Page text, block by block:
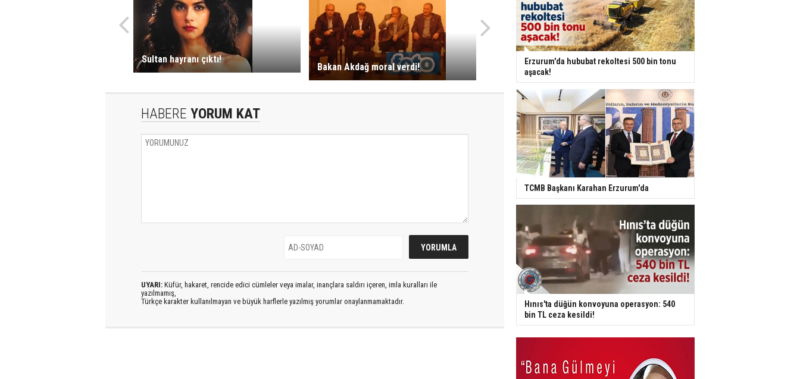
Sultan hayranı çıktı!
Bakan Akdağ moral verdi!
HABERE YORUM KAT
UYARI: Küfür, hakaret, rencide edici cümleler veya imalar, inançlara saldırı içeren, imla kuralları ile
yazılmamış,
Türkçe karakter kullanılmayan ve büyük harflerle yazılmış yorumlar onaylanmamaktadır.
Erzurum'da hububat rekoltesi 500 bin tonu
aşacak!
TCMB Başkanı Karahan Erzurum'da
Hınıs'ta düğün konvoyuna operasyon: 540
bin TL ceza kesildi!